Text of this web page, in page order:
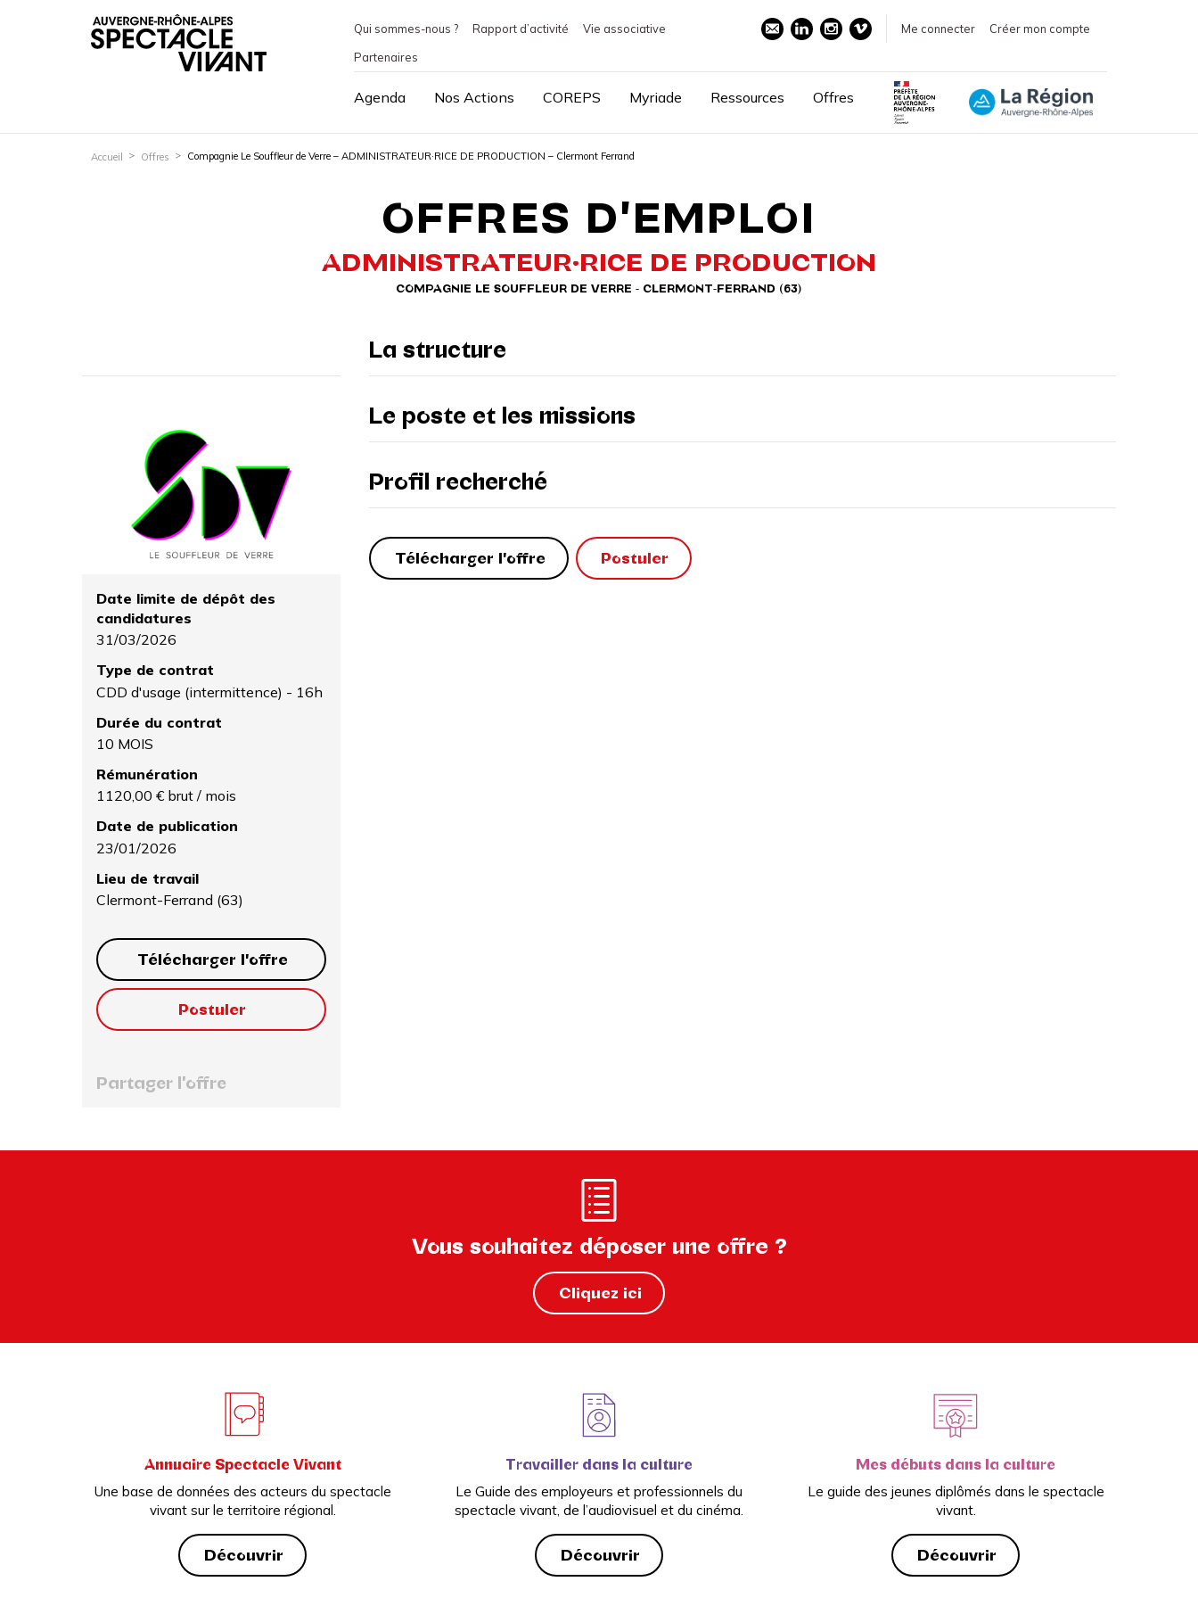
Qui sommes-nous ? Rapport d’activité
Vie associative
Partenaires
Me connecter Créer mon compte
Agenda Nos Actions COREPS Myriade Ressources Offres
Accueil Offres Compagnie Le Souffleur de Verre – ADMINISTRATEUR·RICE DE PRODUCTION – Clermont Ferrand
OFFRES D'EMPLOI
ADMINISTRATEUR·RICE DE PRODUCTION
COMPAGNIE LE SOUFFLEUR DE VERRE - CLERMONT-FERRAND (63)
Date limite de dépôt des
candidatures
31/03/2026
Type de contrat
CDD d'usage (intermittence) - 16h
Durée du contrat
10 MOIS
Rémunération
1120,00 € brut / mois
Date de publication
23/01/2026
Lieu de travail
Clermont-Ferrand (63)
Télécharger l'offre
Postuler
Partager l'offre
La structure
Le poste et les missions
Profil recherché
Télécharger l'offre Postuler
Vous souhaitez déposer une offre ?
Cliquez ici
Annuaire Spectacle Vivant
Une base de données des acteurs du spectacle
vivant sur le territoire régional.
Découvrir
Travailler dans la culture
Le Guide des employeurs et professionnels du
spectacle vivant, de l’audiovisuel et du cinéma.
Découvrir
Mes débuts dans la culture
Le guide des jeunes diplômés dans le spectacle
vivant.
Découvrir